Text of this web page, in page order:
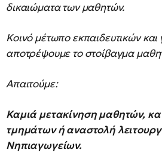
δικαιώματα των μαθητών.
Κοινό μέτωπο εκπαιδευτικών
αποτρέψουμε το στοίβαγμα
Απαιτούμε:
Καμιά μετακίνηση μαθητών,
τμημάτων ή αναστολή
Νηπιαγωγείων.